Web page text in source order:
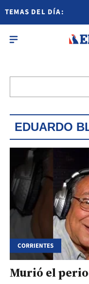
TEMAS DEL DÍA:
EDUARDO
CORRIENTES
Murió el